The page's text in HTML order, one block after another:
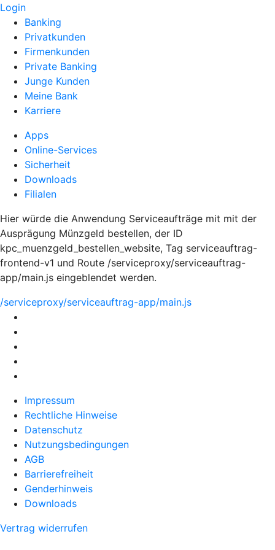
Login
Banking
Privatkunden
Firmenkunden
Private Banking
Junge Kunden
Meine Bank
Karriere
Apps
Online-Services
Sicherheit
Downloads
Filialen
Hier würde die Anwendung Serviceaufträge mit mit der
Ausprägung Münzgeld bestellen, der ID
kpc_muenzgeld_bestellen_website, Tag serviceauftrag-
frontend-v1 und Route /serviceproxy/serviceauftrag-
app/main.js eingeblendet werden.
/serviceproxy/serviceauftrag-app/main.js
Impressum
Rechtliche Hinweise
Datenschutz
Nutzungsbedingungen
AGB
Barrierefreiheit
Genderhinweis
Downloads
Vertrag widerrufen